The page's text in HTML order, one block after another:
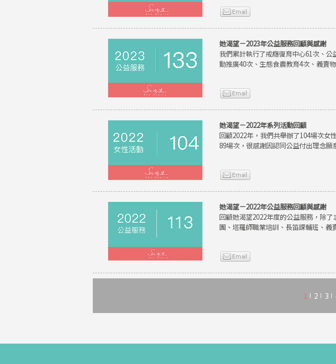
她渴望－2023年公益服務回顧與感謝
我們累計執行了戒癮復育中心61次、
動推廣40次、生態食農教育4次、義賣
她渴望－2022年系列活動回顧
回顧2022年，我們共舉辦了104場次女
89場次，很感謝因認同公益付出理念
她渴望－2022年公益服務回顧與感謝
回顧她渴望2022年度的公益服務，除
團、塔羅師職業培訓、長笛課輔班、
1 2 3